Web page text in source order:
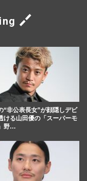
“非公表長女”が顔隠しデビ
ける山田優の「スーパーモ
野…